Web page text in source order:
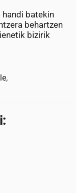
batekin
behartzen
bizirik